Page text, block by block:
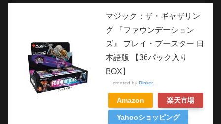
マジック：ザ・ギャザリン
グ 『ファウンデーション
ズ』 プレイ・ブースター 日
本語版 【36パック入り
BOX】
created by Rinker
Amazon 楽天市場
Yahooショッピング